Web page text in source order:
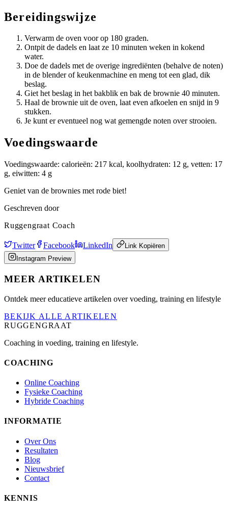
Bereidingswijze
Verwarm de oven voor op 180 graden.
Ontpit de dadels en laat ze 10 minuten weken in kokend
water.
Doe de dadels met de overige ingrediënten (behalve de noten)
in de blender of keukenmachine en meng tot een glad, dik
beslag.
Giet het beslag in het bakblik en bak de brownie 40 minuten.
Haal de brownie uit de oven, laat even afkoelen en snijd in 9
stukken.
Je kunt er eventueel nog wat gemengde noten over strooien.
Voedingswaarde
Voedingswaarde: calorieën: 217 kcal, koolhydraten: 12 g, vetten: 17
g, eiwitten: 4 g
Geniet van de brownies met rode biet!
Geschreven door
Ruggengraat Coach
Twitter Facebook LinkedIn
Link Kopiëren
Instagram Preview
MEER ARTIKELEN
Ontdek meer educatieve artikelen over voeding, training en lifestyle
BEKIJK ALLE ARTIKELEN
RUGGENGRAAT
Coaching in voeding, training en lifestyle.
COACHING
Online Coaching
Fysieke Coaching
Hybride Coaching
INFORMATIE
Over Ons
Resultaten
Blog
Nieuwsbrief
Contact
KENNIS